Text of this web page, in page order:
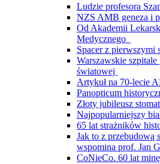
Ludzie profesora
NZS AMB geneza i
Od Akademii
Medycznego
Spacer z pierwszymi
Warszawskie
światowej
Artykuł na 70-lecie
Panopticum
Złoty jubileusz
Najpopularniejszy
65 lat strażników
Jak to z przebudową
wspomina prof. Jan
CoNieCo. 60 lat